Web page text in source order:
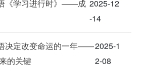
《学习进行时》——成 2025-12
-14
决定改变命运的一年——
的关键
2025-1
2-08